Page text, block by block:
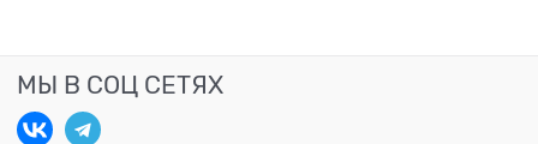
МЫ В СОЦ СЕТЯХ